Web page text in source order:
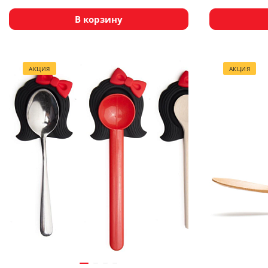
В корзину
АКЦИЯ АКЦИЯ